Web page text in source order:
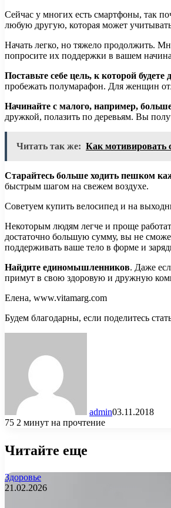
Сейчас у многих есть смартфоны, так
любую другую, которая может
Начать легко, но тяжело продолжить.
попросите их поддержки в вашем
Поставьте себе цель, к которой будете
пробежать полумарафон. Для женщин
Начинайте с малого, например,
дружкой, полазить по деревьям. Вы
Читать так же: Как мотивировать
Старайтесь больше ходить пешком
быстрым шагом на свежем воздухе.
Советуем купить велосипед и на
Некоторым людям легче и проще
достаточно большую сумму, вы не
поддерживать ваше тело в форме и
Найдите единомышленников. Даже
примут в свою здоровую и дружную
Елена, www.vitamarg.com
Будем благодарны, если поделитесь
admin03.11.2018
75 2 минут на прочтение
Читайте еще
Здоровье
21.02.2026